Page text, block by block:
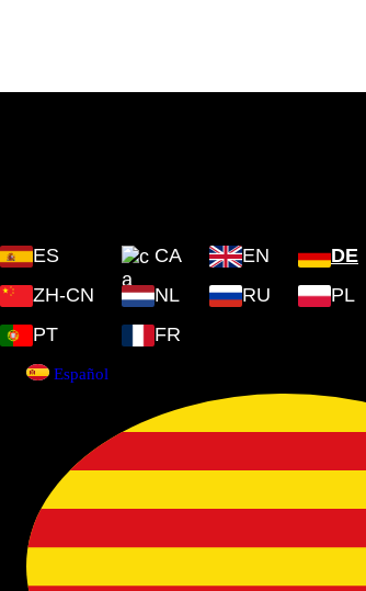
ES CA EN DE
ZH-CN
NL RU PL
PT
FR
Español